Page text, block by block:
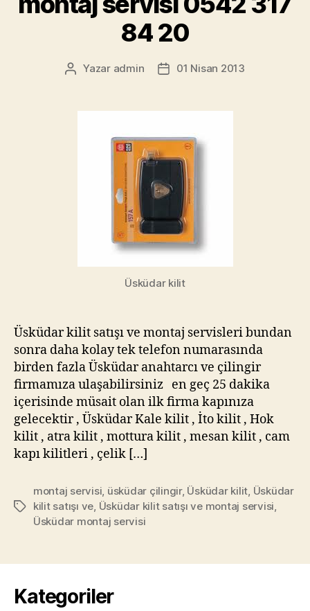
84 20
Yazının
Yazar admin
Yazı01 Nisan 2013
Üsküdar kilit
Üsküdar kilit satışı ve montaj servisleri bundan
sonra daha kolay tek telefon numarasında
birden fazla Üsküdar anahtarcı ve çilingir
firmamıza ulaşabilirsiniz en geç 25 dakika
içerisinde müsait olan ilk firma kapınıza
gelecektir , Üsküdar Kale kilit , İto kilit , Hok
kilit , atra kilit , mottura kilit , mesan kilit , cam
kapı kilitleri , çelik […]
Etiketler
montaj servisi, üsküdar çilingir, Üsküdar kilit, Üsküdar
kilit satışı ve, Üsküdar kilit satışı ve montaj servisi,
Üsküdar montaj servisi
Kategoriler